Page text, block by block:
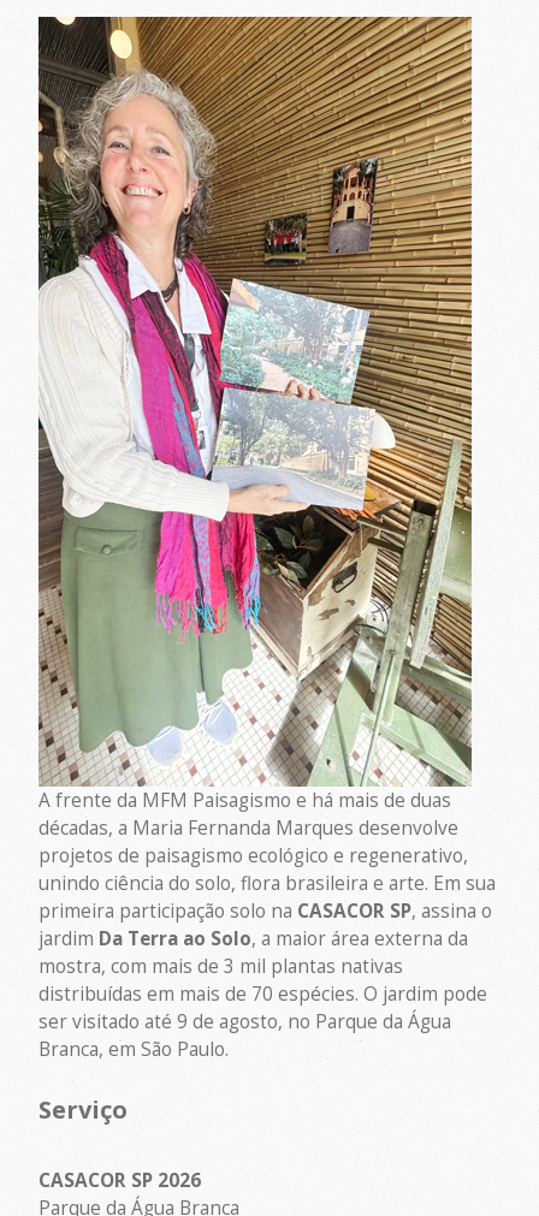
A frente da MFM Paisagismo e há mais de duas
décadas, a Maria Fernanda Marques desenvolve
projetos de paisagismo ecológico e regenerativo,
unindo ciência do solo, flora brasileira e arte. Em sua
primeira participação solo na CASACOR SP, assina o
jardim Da Terra ao Solo, a maior área externa da
mostra, com mais de 3 mil plantas nativas
distribuídas em mais de 70 espécies. O jardim pode
ser visitado até 9 de agosto, no Parque da Água
Branca, em São Paulo.
Serviço
CASACOR SP 2026
Parque da Água Branca